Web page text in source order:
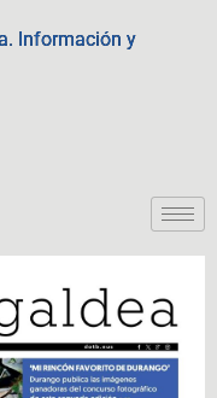
Información y